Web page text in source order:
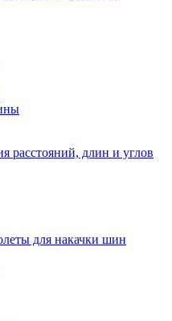
расстояний, длин и углов
для накачки шин